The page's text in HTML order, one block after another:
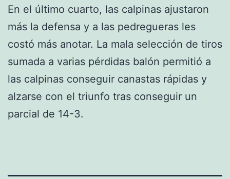
En el último cuarto, las calpinas ajustaron
más la defensa y a las pedregueras les
costó más anotar. La mala selección de tiros
sumada a varias pérdidas balón permitió a
las calpinas conseguir canastas rápidas y
alzarse con el triunfo tras conseguir un
parcial de 14-3.